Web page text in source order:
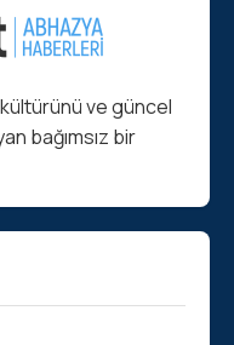
ve güncel
bağımsız bir